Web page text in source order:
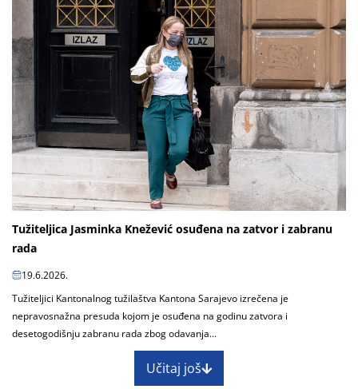
Tužiteljica Jasminka Knežević osuđena na zatvor i zabranu
rada
19.6.2026.
Tužiteljici Kantonalnog tužilaštva Kantona Sarajevo izrečena je
nepravosnažna presuda kojom je osuđena na godinu zatvora i
desetogodišnju zabranu rada zbog odavanja...
Učitaj još